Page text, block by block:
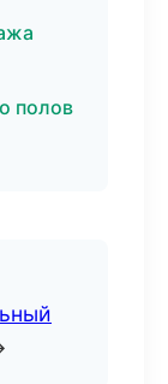
полов